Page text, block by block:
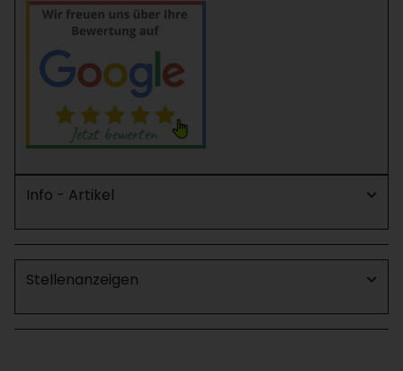
Info - Artikel
Stellenanzeigen